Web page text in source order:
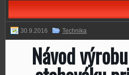
30.9.2016 Technika
Návod